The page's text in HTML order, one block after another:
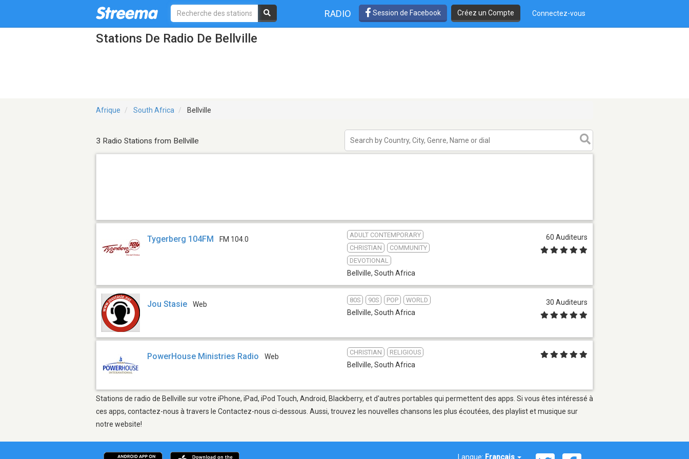
RADIO Session de Facebook Créez un Compte Connectez-vous
Stations De Radio De Bellville
Afrique South Africa Bellville
3 Radio Stations from Bellville
Tygerberg 104FM FM 104.0
ADULT CONTEMPORARY
CHRISTIAN
COMMUNITY
DEVOTIONAL
Bellville, South Africa
60 Auditeurs
Jou Stasie Web
80S 90S POP WORLD
Bellville, South Africa
30 Auditeurs
PowerHouse Ministries Radio Web
CHRISTIAN RELIGIOUS
Bellville, South Africa
Stations de radio de Bellville sur votre iPhone, iPad, iPod Touch, Android, Blackberry, et d'autres portables qui permettent des apps. Si vous êtes intéressé à
ces apps, contactez-nous à travers le Contactez-nous ci-dessous. Aussi, trouvez les nouvelles chansons les plus écoutées, des playlist et musique sur
notre website!
Langue: Français